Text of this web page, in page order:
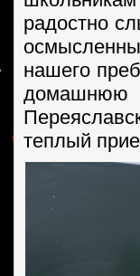
радостно
нашего
домашнюю
теплый